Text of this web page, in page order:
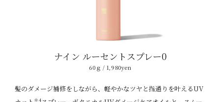
ナイン ルーセントスプレー0
60ｇ / 1,980yen
髪のダメージ補修をしながら、軽やかなツヤと指通りを叶えるUV
＊4